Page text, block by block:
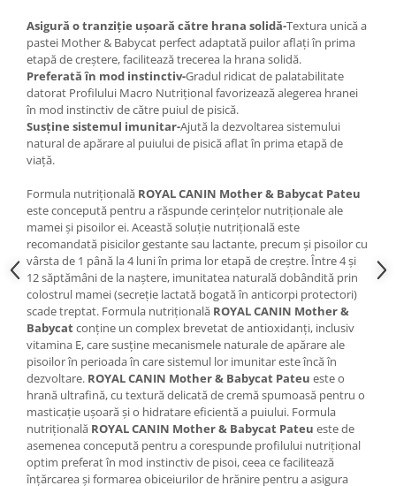
Toaletare cai
Casti echitatie
Accesorii cai
Asigură o tranziție ușoară către hrana solidă-Textura unică a
pastei Mother & Babycat perfect adaptată puilor aflați în prima
etapă de creștere, facilitează trecerea la hrana solidă.
Preferată în mod instinctiv-Gradul ridicat de palatabilitate
datorat Profilului Macro Nutrițional favorizează alegerea hranei
în mod instinctiv de către puiul de pisică.
Susține sistemul imunitar-Ajută la dezvoltarea sistemului
natural de apărare al puiului de pisică aflat în prima etapă de
viață.
Formula nutrițională ROYAL CANIN Mother & Babycat Pateu
este concepută pentru a răspunde cerințelor nutriționale ale
mamei și pisoilor ei. Această soluție nutrițională este
recomandată pisicilor gestante sau lactante, precum și pisoilor cu
vârsta de 1 până la 4 luni în prima lor etapă de creștre. Între 4 și
12 săptămâni de la naștere, imunitatea naturală dobândită prin
colostrul mamei (secreție lactată bogată în anticorpi protectori)
scade treptat. Formula nutrițională ROYAL CANIN Mother &
Babycatconține un complex brevetat de antioxidanți, inclusiv
vitamina E, care susține mecanismele naturale de apărare ale
pisoilor în perioada în care sistemul lor imunitar este încă în
dezvoltare. ROYAL CANIN Mother & Babycat Pateu este o
hrană ultrafină, cu textură delicată de cremă spumoasă pentru o
masticație ușoară și o hidratare eficientă a puiului. Formula
nutrițională ROYAL CANIN Mother & Babycat Pateu este de
asemenea concepută pentru a corespunde profilului nutrițional
optim preferat în mod instinctiv de pisoi, ceea ce facilitează
înțărcarea și formarea obiceiurilor de hrănire pentru a asigura